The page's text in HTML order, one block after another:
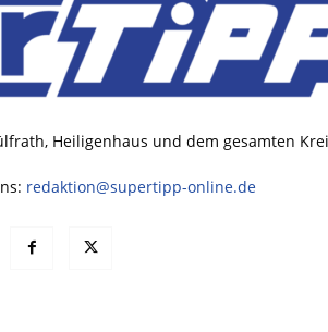
Heiligenhaus und dem gesamten
redaktion@supertipp-online.de